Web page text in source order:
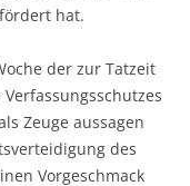
hat.
der zur Tatzeit
Zeuge aussagen
des
Vorgeschmack